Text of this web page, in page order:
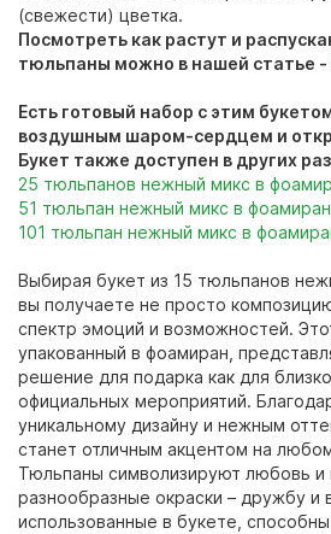
(свежести) цветка.
Посмотреть как растут и
тюльпаны можно в нашей статье -
Есть готовый набор с этим
воздушным шаром-сердцем и
Букет также доступен в других
25 тюльпанов нежный микс в
51 тюльпан нежный микс в
101 тюльпан нежный микс в
Выбирая букет из 15 тюльпанов
вы получаете не просто
спектр эмоций и возможностей.
упакованный в фоамиран,
решение для подарка как для
официальных мероприятий.
уникальному дизайну и нежным
станет отличным акцентом на
Тюльпаны символизируют любовь и
разнообразные окраски – дружбу и
использованные в букете,